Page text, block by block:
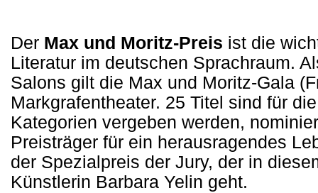
Der Max und Moritz-Preis ist die
Literatur im deutschen Sprachraum.
Salons gilt die Max und Moritz-Gala
Markgrafentheater. 25 Titel sind für
Kategorien vergeben werden,
Preisträger für ein herausragendes
der Spezialpreis der Jury, der in
Künstlerin Barbara Yelin geht.